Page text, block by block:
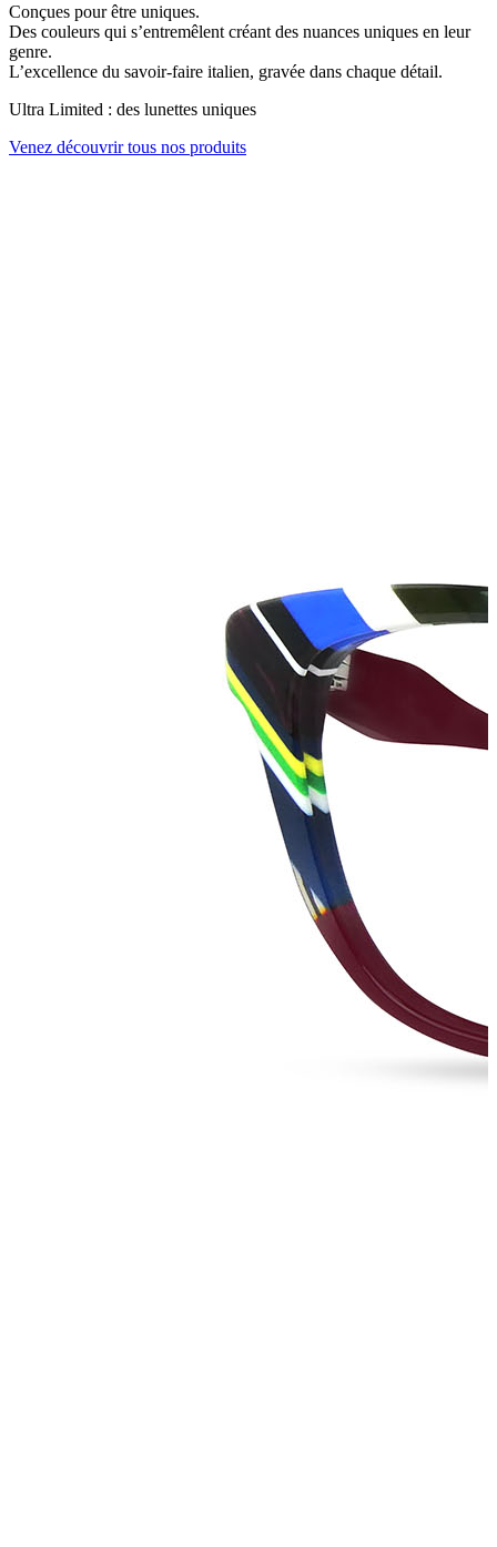
Conçues pour être uniques.
Des couleurs qui s’entremêlent créant des nuances uniques en leur
genre.
L’excellence du savoir-faire italien, gravée dans chaque détail.
Ultra Limited : des lunettes uniques
Venez découvrir tous nos produits